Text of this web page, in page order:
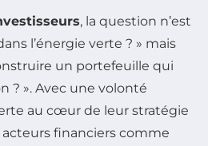
, la question n’est
l’énergie verte ? » mais
un portefeuille qui
? ». Avec une volonté
au cœur de leur stratégie
acteurs financiers comme